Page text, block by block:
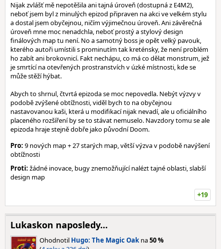
Nijak zvlášť mě nepotěšila ani tajná úroveň (dostupná z E4M2),
neboť jsem byl z minulých epizod připraven na akci ve velkém stylu
a dostal jsem obyčejnou, ničím výjimečnou úroveň. Ani závěrečná
úroveň mne moc nenadchla, neboť prostý a stylový design
finálových map tu není. No a samotný boss je opět velký pavouk,
kterého autoři umístili s prominutím tak kreténsky, že není problém
ho zabít ani brokovnicí. Fakt nechápu, co má co dělat monstrum, jež
je smrtící na otevřených prostranstvích v úzké místnosti, kde se
může stěží hýbat.
Abych to shrnul, čtvrtá epizoda se moc nepovedla. Nebýt výzvy v
podobě zvýšené obtížnosti, viděl bych to na obyčejnou
nastavovanou kaši, která u modifikací nijak nevadí, ale u oficiálního
placeného rozšíření by se to stávat nemuselo. Navzdory tomu se ale
epizoda hraje stejně dobře jako původní Doom.
Pro: 9 nových map + 27 starých map, větší výzva v podobě navýšení
obtížnosti
Proti: žádné inovace, bugy znemožňující nalézt tajné oblasti, slabší
design map
+19
Lukaskon naposledy…
Ohodnotil Hugo: The Magic Oak na50 %